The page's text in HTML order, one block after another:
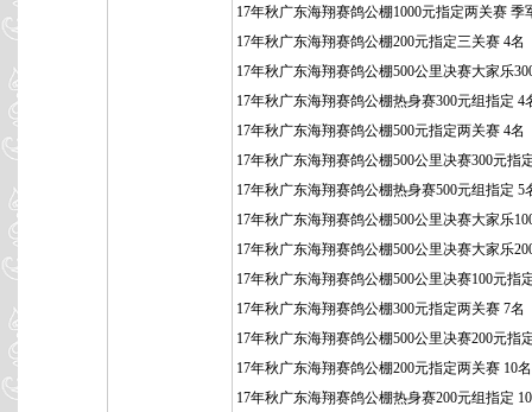
17年秋广东海翔赛鸽公棚1000元指定两关赛 季
17年秋广东海翔赛鸽公棚200元指定三关赛 4名
17年秋广东海翔赛鸽公棚500公里决赛大家乐
17年秋广东海翔赛鸽公棚热身赛300元组指定 4
17年秋广东海翔赛鸽公棚500元指定两关赛 4名
17年秋广东海翔赛鸽公棚500公里决赛300元指
17年秋广东海翔赛鸽公棚热身赛500元组指定 5
17年秋广东海翔赛鸽公棚500公里决赛大家乐
17年秋广东海翔赛鸽公棚500公里决赛大家乐
17年秋广东海翔赛鸽公棚500公里决赛100元指
17年秋广东海翔赛鸽公棚300元指定两关赛 7名
17年秋广东海翔赛鸽公棚500公里决赛200元指
17年秋广东海翔赛鸽公棚200元指定两关赛 10名
17年秋广东海翔赛鸽公棚热身赛200元组指定